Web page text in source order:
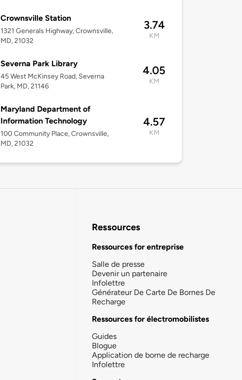
Crownsville Station
1321 Generals Highway, Crownsville,
MD, 21032
3.74
KM
Severna Park Library
45 West McKinsey Road, Severna
Park, MD, 21146
4.05
KM
Maryland Department of
Information Technology
100 Community Place, Crownsville,
MD, 21032
4.57
KM
Ressources
Ressources for entreprise
Salle de presse
Devenir un partenaire
Infolettre
Générateur De Carte De Bornes De
Recharge
Ressources for électromobilistes
Guides
Blogue
Application de borne de recharge
Infolettre